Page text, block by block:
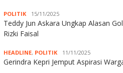
POLITIK 15/11/2025
Teddy Jun Askara Ungkap Alasan
Rizki Faisal
HEADLINE, POLITIK 11/11/2025
Gerindra Kepri Jemput Aspirasi